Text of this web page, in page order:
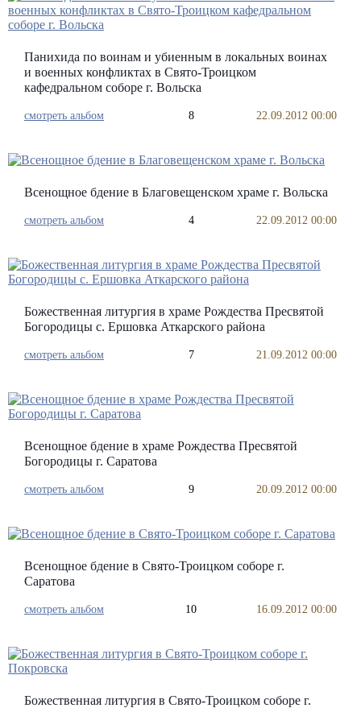
Панихида по воинам и убиенным в локальных воинах
и военных конфликтах в Свято-Троицком
кафедральном соборе г. Вольска
смотреть альбом 8 22.09.2012 00:00
Всенощное бдение в Благовещенском храме г. Вольска
смотреть альбом 4 22.09.2012 00:00
Божественная литургия в храме Рождества Пресвятой
Богородицы с. Ершовка Аткарского района
смотреть альбом 7 21.09.2012 00:00
Всенощное бдение в храме Рождества Пресвятой
Богородицы г. Саратова
смотреть альбом 9 20.09.2012 00:00
Всенощное бдение в Свято-Троицком соборе г.
Саратова
смотреть альбом 10 16.09.2012 00:00
Божественная литургия в Свято-Троицком соборе г.